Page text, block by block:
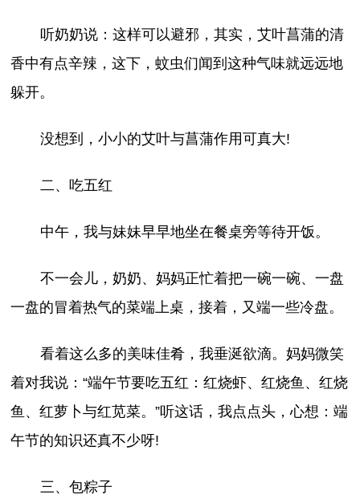
听奶奶说：这样可以避邪，其实，艾叶菖蒲的清
香中有点辛辣，这下，蚊虫们闻到这种气味就远远地
躲开。
没想到，小小的艾叶与菖蒲作用可真大!
二、吃五红
中午，我与妹妹早早地坐在餐桌旁等待开饭。
不一会儿，奶奶、妈妈正忙着把一碗一碗、一盘
一盘的冒着热气的菜端上桌，接着，又端一些冷盘。
看着这么多的美味佳肴，我垂涎欲滴。妈妈微笑
着对我说：“端午节要吃五红：红烧虾、红烧鱼、红烧
鱼、红萝卜与红苋菜。”听这话，我点点头，心想：端
午节的知识还真不少呀!
三、包粽子